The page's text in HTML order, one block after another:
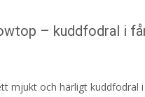
– kuddfodral i
mjukt och härligt kuddfodral